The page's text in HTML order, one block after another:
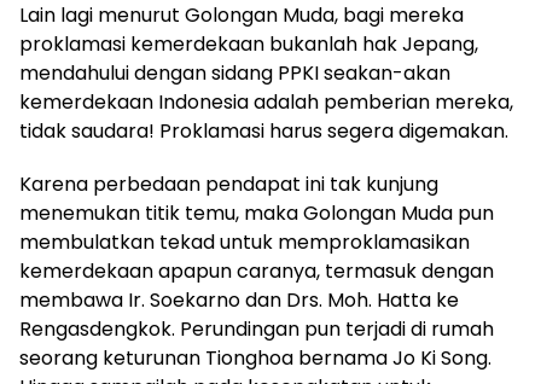
Lain lagi menurut Golongan Muda, bagi mereka
proklamasi kemerdekaan bukanlah hak Jepang,
mendahului dengan sidang PPKI seakan-akan
kemerdekaan Indonesia adalah pemberian mereka,
tidak saudara! Proklamasi harus segera digemakan.
Karena perbedaan pendapat ini tak kunjung
menemukan titik temu, maka Golongan Muda pun
membulatkan tekad untuk memproklamasikan
kemerdekaan apapun caranya, termasuk dengan
membawa Ir. Soekarno dan Drs. Moh. Hatta ke
Rengasdengkok. Perundingan pun terjadi di rumah
seorang keturunan Tionghoa bernama Jo Ki Song.